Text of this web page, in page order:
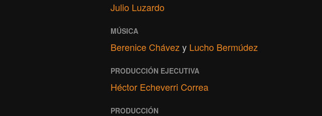
Julio Luzardo
MÚSICA
Berenice Chávez y Lucho Bermúdez
PRODUCCIÓN EJECUTIVA
Héctor Echeverri Correa
PRODUCCIÓN